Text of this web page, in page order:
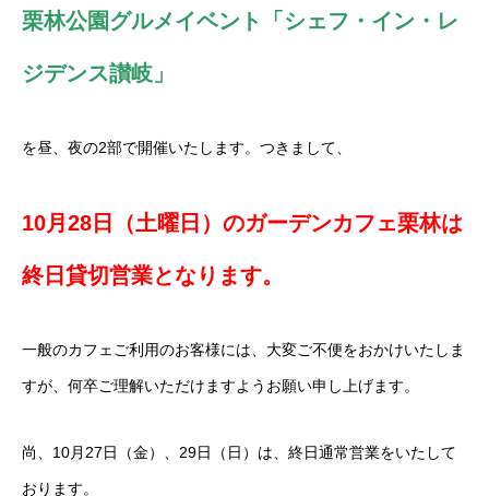
栗林公園グルメイベント「シェフ・イン・レ
ジデンス讃岐」
を昼、夜の2部で開催いたします。つきまして、
10月28日（土曜日）のガーデンカフェ栗林は
終日貸切営業となります。
一般のカフェご利用のお客様には、大変ご不便をおかけいたしま
すが、何卒ご理解いただけますようお願い申し上げます。
尚、10月27日（金）、29日（日）は、終日通常営業をいたして
おります。